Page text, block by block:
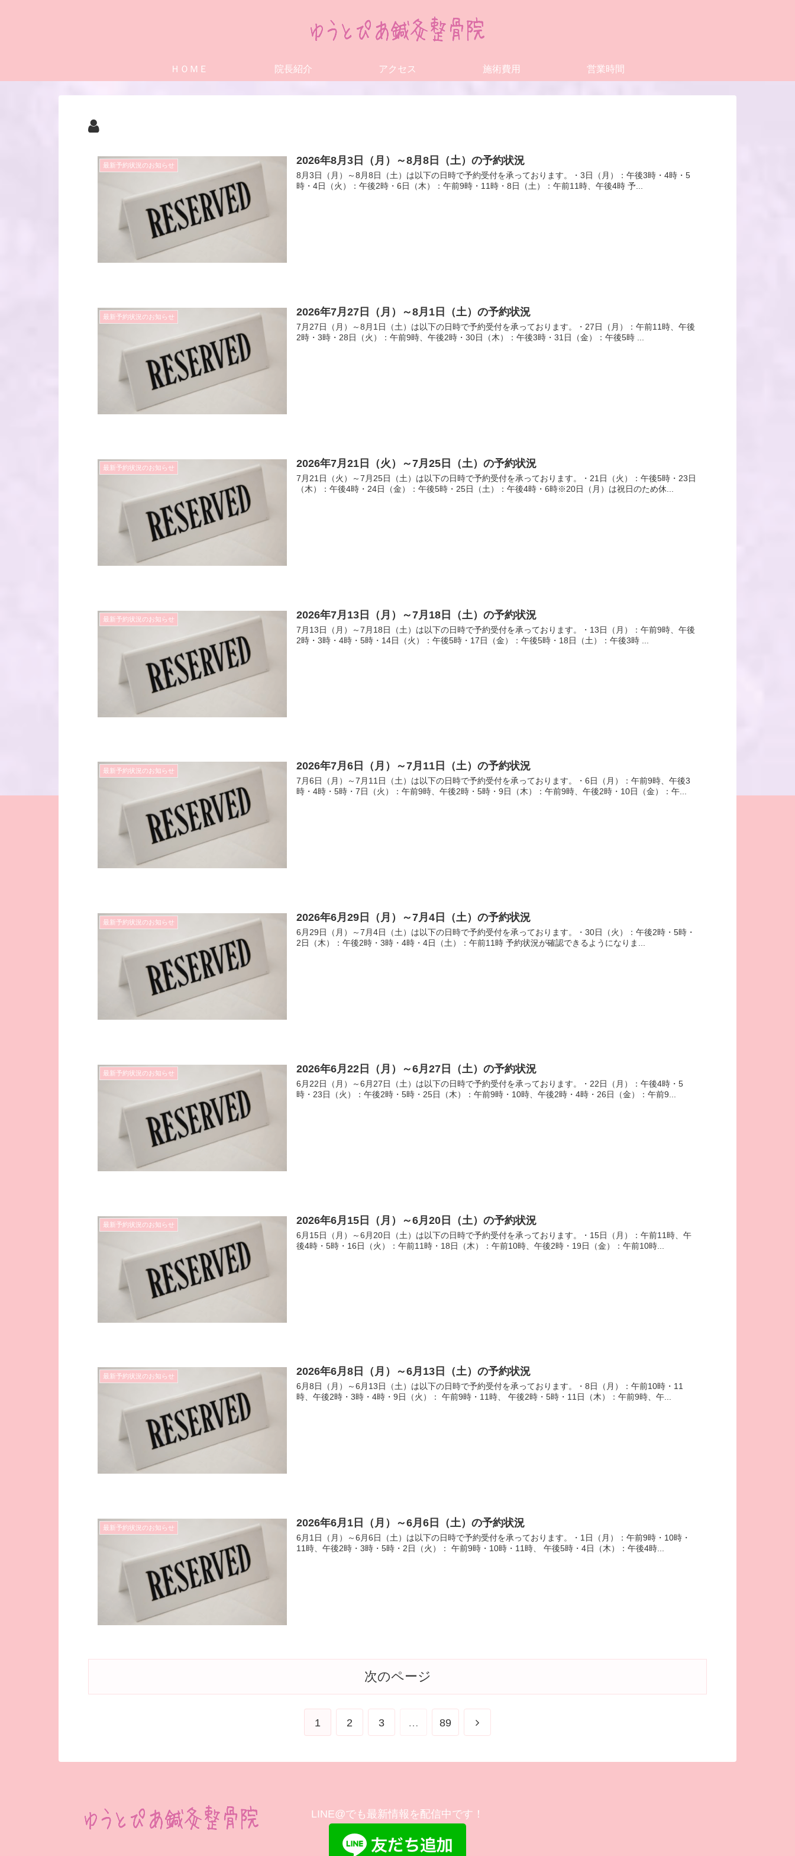
ＨＯＭＥ 院長紹介 アクセス 施術費用 営業時間
最新予約状況のお知らせ 2026年8月3日（月）～8月8日（土）の予約状況
8月3日（月）～8月8日（土）は以下の日時で予約受付を承っております。・3日（月）：午後3時・4時・5
時・4日（火）：午後2時・6日（木）：午前9時・11時・8日（土）：午前11時、午後4時 予...
最新予約状況のお知らせ 2026年7月27日（月）～8月1日（土）の予約状況
7月27日（月）～8月1日（土）は以下の日時で予約受付を承っております。・27日（月）：午前11時、午後
2時・3時・28日（火）：午前9時、午後2時・30日（木）：午後3時・31日（金）：午後5時 ...
最新予約状況のお知らせ 2026年7月21日（火）～7月25日（土）の予約状況
7月21日（火）～7月25日（土）は以下の日時で予約受付を承っております。・21日（火）：午後5時・23日
（木）：午後4時・24日（金）：午後5時・25日（土）：午後4時・6時※20日（月）は祝日のため休...
最新予約状況のお知らせ 2026年7月13日（月）～7月18日（土）の予約状況
7月13日（月）～7月18日（土）は以下の日時で予約受付を承っております。・13日（月）：午前9時、午後
2時・3時・4時・5時・14日（火）：午後5時・17日（金）：午後5時・18日（土）：午後3時 ...
最新予約状況のお知らせ 2026年7月6日（月）～7月11日（土）の予約状況
7月6日（月）～7月11日（土）は以下の日時で予約受付を承っております。・6日（月）：午前9時、午後3
時・4時・5時・7日（火）：午前9時、午後2時・5時・9日（木）：午前9時、午後2時・10日（金）：午...
最新予約状況のお知らせ 2026年6月29日（月）～7月4日（土）の予約状況
6月29日（月）～7月4日（土）は以下の日時で予約受付を承っております。・30日（火）：午後2時・5時・
2日（木）：午後2時・3時・4時・4日（土）：午前11時 予約状況が確認できるようになりま...
最新予約状況のお知らせ 2026年6月22日（月）～6月27日（土）の予約状況
6月22日（月）～6月27日（土）は以下の日時で予約受付を承っております。・22日（月）：午後4時・5
時・23日（火）：午後2時・5時・25日（木）：午前9時・10時、午後2時・4時・26日（金）：午前9...
最新予約状況のお知らせ 2026年6月15日（月）～6月20日（土）の予約状況
6月15日（月）～6月20日（土）は以下の日時で予約受付を承っております。・15日（月）：午前11時、午
後4時・5時・16日（火）：午前11時・18日（木）：午前10時、午後2時・19日（金）：午前10時...
最新予約状況のお知らせ 2026年6月8日（月）～6月13日（土）の予約状況
6月8日（月）～6月13日（土）は以下の日時で予約受付を承っております。・8日（月）：午前10時・11
時、午後2時・3時・4時・9日（火）： 午前9時・11時、 午後2時・5時・11日（木）：午前9時、午...
最新予約状況のお知らせ 2026年6月1日（月）～6月6日（土）の予約状況
6月1日（月）～6月6日（土）は以下の日時で予約受付を承っております。・1日（月）：午前9時・10時・
11時、午後2時・3時・5時・2日（火）： 午前9時・10時・11時、 午後5時・4日（木）：午後4時...
次のページ
1 2 3 … 89
LINE@でも最新情報を配信中です！